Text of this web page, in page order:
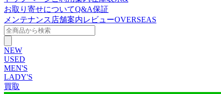
お取り寄せについてQ&A保証
メンテナンス 店舗案内レビューOVERSEAS
NEW
USED
MEN'S
LADY'S
買取